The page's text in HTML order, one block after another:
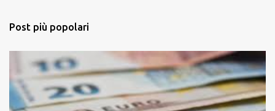
Post più popolari